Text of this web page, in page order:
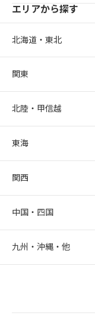
エリアから探す
北海道・東北
関東
北陸・甲信越
東海
関西
中国・四国
九州・沖縄・他